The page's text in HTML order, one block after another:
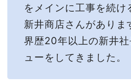
をメインに工事を続け
新井商店さんがありま
界歴20年以上の新井
ューをしてきました。